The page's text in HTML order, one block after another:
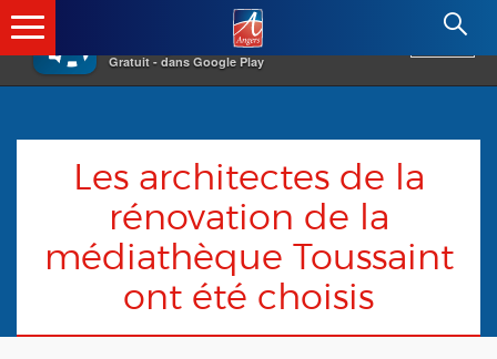
×
Gratuit - dans Google Play
Angers.fr : Retour à l'accueil
Les architectes de la
rénovation de la
médiathèque Toussaint
ont été choisis